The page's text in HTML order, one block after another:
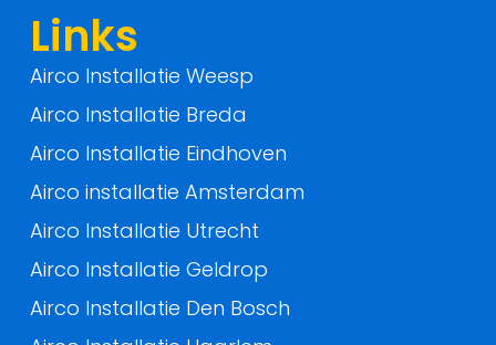
Links
Airco Installatie Weesp
Airco Installatie Breda
Airco Installatie Eindhoven
Airco installatie Amsterdam
Airco Installatie Utrecht
Airco Installatie Geldrop
Airco Installatie Den Bosch